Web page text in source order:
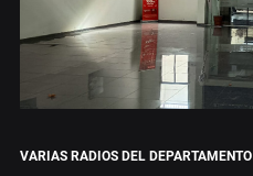
VARIAS RADIOS DEL DEPARTAMENTO